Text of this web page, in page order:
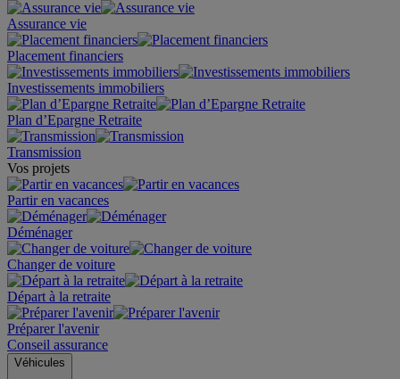
Assurance vie
Placement financiers
Investissements immobiliers
Plan d’Epargne Retraite
Transmission
Vos projets
Partir en vacances
Déménager
Changer de voiture
Départ à la retraite
Préparer l'avenir
Conseil assurance
Véhicules